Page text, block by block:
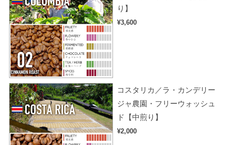
り】
¥3,600
コスタリカ／ラ・カンデリー
ジャ農園・フリーウォッシュ
ド【中煎り】
¥2,000